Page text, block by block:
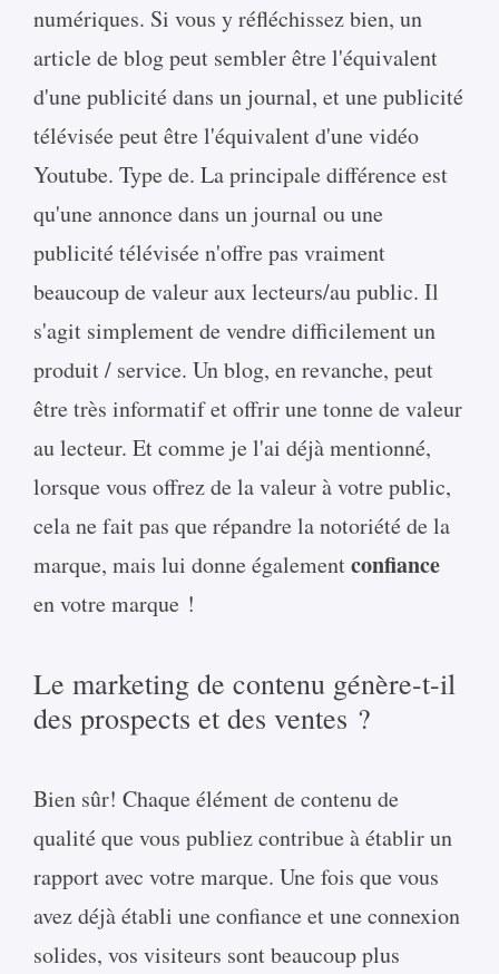
numériques. Si vous y réfléchissez bien, un
article de blog peut sembler être l'équivalent
d'une publicité dans un journal, et une publicité
télévisée peut être l'équivalent d'une vidéo
Youtube. Type de. La principale différence est
qu'une annonce dans un journal ou une
publicité télévisée n'offre pas vraiment
beaucoup de valeur aux lecteurs/au public. Il
s'agit simplement de vendre difficilement un
produit / service. Un blog, en revanche, peut
être très informatif et offrir une tonne de valeur
au lecteur. Et comme je l'ai déjà mentionné,
lorsque vous offrez de la valeur à votre public,
cela ne fait pas que répandre la notoriété de la
marque, mais lui donne égalementconfiance
en votre marque !
Le marketing de contenu génère-t-il
des prospects et des ventes ?
Bien sûr! Chaque élément de contenu de
qualité que vous publiez contribue à établir un
rapport avec votre marque. Une fois que vous
avez déjà établi une confiance et une connexion
solides, vos visiteurs sont beaucoup plus